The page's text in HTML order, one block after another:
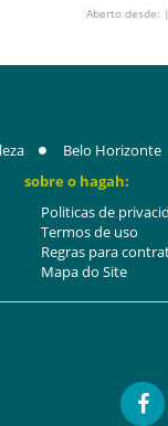
Aberto desde:
Belo Horizonte
sobre o hagah:
Politicas de
Termos de uso
Regras para
Mapa do Site